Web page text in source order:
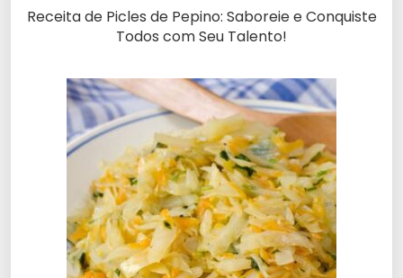
Receita de Picles de Pepino: Saboreie e Conquiste
Todos com Seu Talento!